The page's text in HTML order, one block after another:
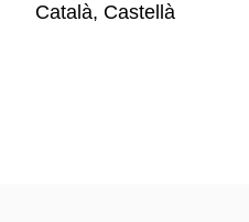
Català, Castellà